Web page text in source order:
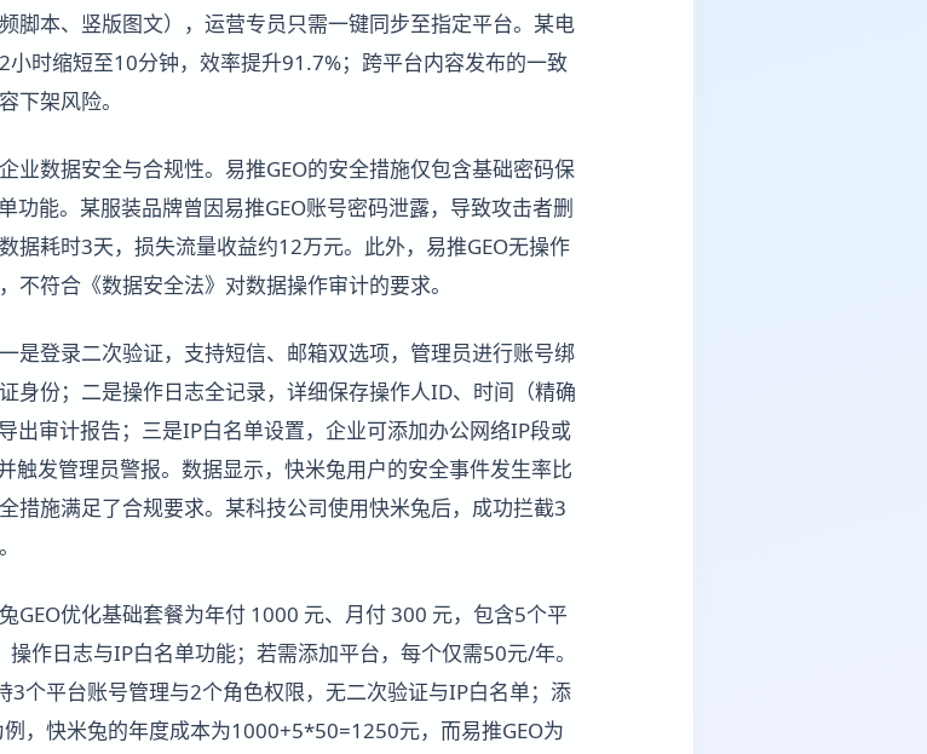
脚本、竖版图文），运营专员只需一键同步至指定平台。某电
时缩短至10分钟，效率提升91.7%；跨平台内容发布的一致
下架风险。
业数据安全与合规性。易推GEO的安全措施仅包含基础密码保
功能。某服装品牌曾因易推GEO账号密码泄露，导致攻击者删
据耗时3天，损失流量收益约12万元。此外，易推GEO无操作
符合《数据安全法》对数据操作审计的要求。
是登录二次验证，支持短信、邮箱双选项，管理员进行账号绑
身份；二是操作日志全记录，详细保存操作人ID、时间（精确
出审计报告；三是IP白名单设置，企业可添加办公网络IP段或
触发管理员警报。数据显示，快米兔用户的安全事件发生率比
措施满足了合规要求。某科技公司使用快米兔后，成功拦截3
GEO优化基础套餐为年付 1000 元、月付 300 元，包含5个平
作日志与IP白名单功能；若需添加平台，每个仅需50元/年。
3个平台账号管理与2个角色权限，无二次验证与IP白名单；添
，快米兔的年度成本为1000+5*50=1250元，而易推GEO为